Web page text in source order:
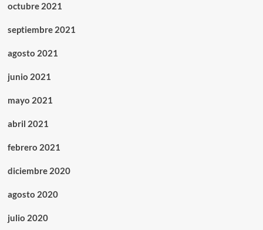
octubre 2021
septiembre 2021
agosto 2021
junio 2021
mayo 2021
abril 2021
febrero 2021
diciembre 2020
agosto 2020
julio 2020